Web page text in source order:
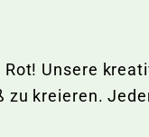
Unsere
kreieren.